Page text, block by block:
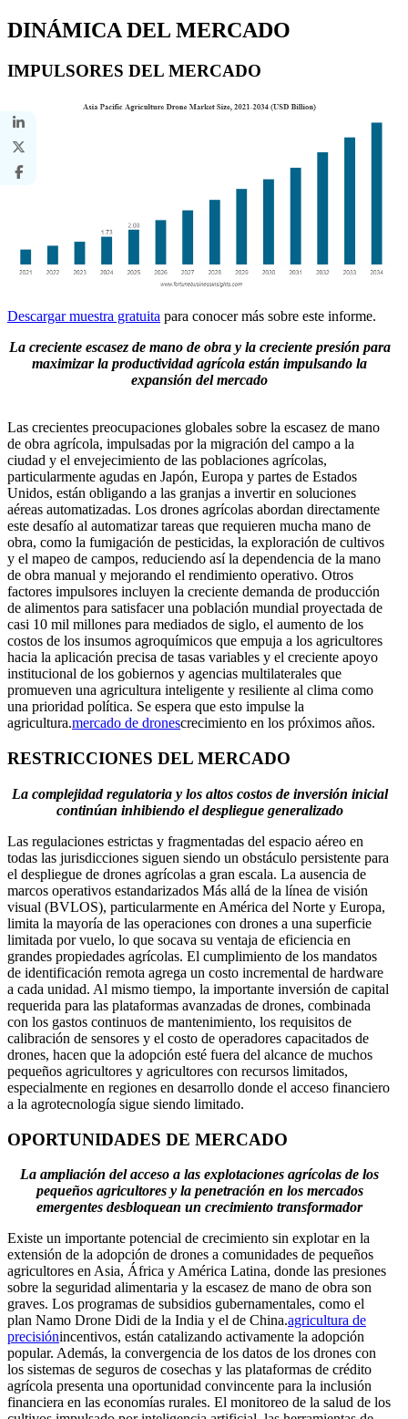
DINÁMICA DEL MERCADO
IMPULSORES DEL MERCADO
Descargar muestra gratuita para conocer más sobre este informe.
La creciente escasez de mano de obra y la creciente presión para
maximizar la productividad agrícola están impulsando la
expansión del mercado
Las crecientes preocupaciones globales sobre la escasez de mano
de obra agrícola, impulsadas por la migración del campo a la
ciudad y el envejecimiento de las poblaciones agrícolas,
particularmente agudas en Japón, Europa y partes de Estados
Unidos, están obligando a las granjas a invertir en soluciones
aéreas automatizadas. Los drones agrícolas abordan directamente
este desafío al automatizar tareas que requieren mucha mano de
obra, como la fumigación de pesticidas, la exploración de cultivos
y el mapeo de campos, reduciendo así la dependencia de la mano
de obra manual y mejorando el rendimiento operativo. Otros
factores impulsores incluyen la creciente demanda de producción
de alimentos para satisfacer una población mundial proyectada de
casi 10 mil millones para mediados de siglo, el aumento de los
costos de los insumos agroquímicos que empuja a los agricultores
hacia la aplicación precisa de tasas variables y el creciente apoyo
institucional de los gobiernos y agencias multilaterales que
promueven una agricultura inteligente y resiliente al clima como
una prioridad política. Se espera que esto impulse la
agricultura.mercado de dronescrecimiento en los próximos años.
RESTRICCIONES DEL MERCADO
La complejidad regulatoria y los altos costos de inversión inicial
continúan inhibiendo el despliegue generalizado
Las regulaciones estrictas y fragmentadas del espacio aéreo en
todas las jurisdicciones siguen siendo un obstáculo persistente para
el despliegue de drones agrícolas a gran escala. La ausencia de
marcos operativos estandarizados Más allá de la línea de visión
visual (BVLOS), particularmente en América del Norte y Europa,
limita la mayoría de las operaciones con drones a una superficie
limitada por vuelo, lo que socava su ventaja de eficiencia en
grandes propiedades agrícolas. El cumplimiento de los mandatos
de identificación remota agrega un costo incremental de hardware
a cada unidad. Al mismo tiempo, la importante inversión de capital
requerida para las plataformas avanzadas de drones, combinada
con los gastos continuos de mantenimiento, los requisitos de
calibración de sensores y el costo de operadores capacitados de
drones, hacen que la adopción esté fuera del alcance de muchos
pequeños agricultores y agricultores con recursos limitados,
especialmente en regiones en desarrollo donde el acceso financiero
a la agrotecnología sigue siendo limitado.
OPORTUNIDADES DE MERCADO
La ampliación del acceso a las explotaciones agrícolas de los
pequeños agricultores y la penetración en los mercados
emergentes desbloquean un crecimiento transformador
Existe un importante potencial de crecimiento sin explotar en la
extensión de la adopción de drones a comunidades de pequeños
agricultores en Asia, África y América Latina, donde las presiones
sobre la seguridad alimentaria y la escasez de mano de obra son
graves. Los programas de subsidios gubernamentales, como el
plan Namo Drone Didi de la India y el de China.agricultura de
precisiónincentivos, están catalizando activamente la adopción
popular. Además, la convergencia de los datos de los drones con
los sistemas de seguros de cosechas y las plataformas de crédito
agrícola presenta una oportunidad convincente para la inclusión
financiera en las economías rurales. El monitoreo de la salud de los